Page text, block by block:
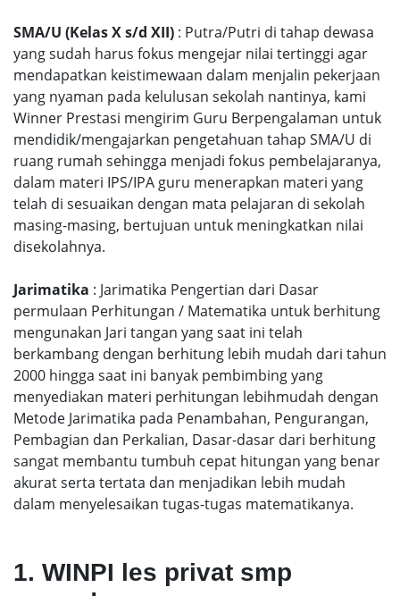
SMA/U (Kelas X s/d XII) : Putra/Putri di tahap dewasa
yang sudah harus fokus mengejar nilai tertinggi agar
mendapatkan keistimewaan dalam menjalin pekerjaan
yang nyaman pada kelulusan sekolah nantinya, kami
Winner Prestasi mengirim Guru Berpengalaman untuk
mendidik/mengajarkan pengetahuan tahap SMA/U di
ruang rumah sehingga menjadi fokus pembelajaranya,
dalam materi IPS/IPA guru menerapkan materi yang
telah di sesuaikan dengan mata pelajaran di sekolah
masing-masing, bertujuan untuk meningkatkan nilai
disekolahnya.
Jarimatika : Jarimatika Pengertian dari Dasar
permulaan Perhitungan / Matematika untuk berhitung
mengunakan Jari tangan yang saat ini telah
berkambang dengan berhitung lebih mudah dari tahun
2000 hingga saat ini banyak pembimbing yang
menyediakan materi perhitungan lebihmudah dengan
Metode Jarimatika pada Penambahan, Pengurangan,
Pembagian dan Perkalian, Dasar-dasar dari berhitung
sangat membantu tumbuh cepat hitungan yang benar
akurat serta tertata dan menjadikan lebih mudah
dalam menyelesaikan tugas-tugas matematikanya.
1. WINPI les privat smp